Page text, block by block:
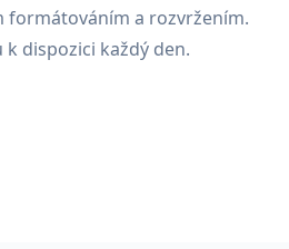
formátováním a rozvržením.
dispozici každý den.